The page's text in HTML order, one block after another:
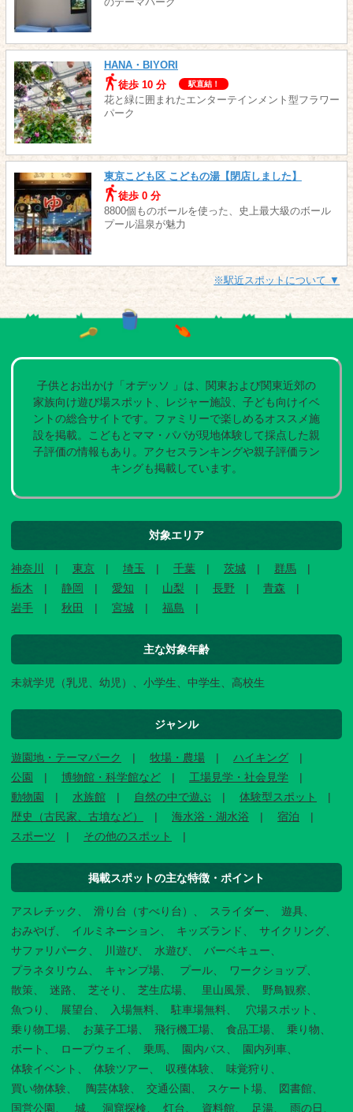
HANA・BIYORI
徒歩 10 分
駅直結！
花と緑に囲まれたエンターテインメント型フラワー
パーク
東京こども区 こどもの湯【閉店しました】
徒歩 0 分
8800個ものボールを使った、史上最大級のボール
プール温泉が魅力
※駅近スポットについて ▼
子供とお出かけ「オデッソ 」は、関東および関東近郊の
家族向け遊び場スポット、レジャー施設、子ども向けイベ
ントの総合サイトです。ファミリーで楽しめるオススメ施
設を掲載。こどもとママ・パパが現地体験して採点した親
子評価の情報もあり。アクセスランキングや親子評価ラン
キングも掲載しています。
対象エリア
神奈川 東京 埼玉 千葉 茨城
群馬
栃木
静岡 愛知 山梨 長野
青森
岩手
秋田 宮城 福島
主な対象年齢
未就学児（乳児、幼児）、小学生、中学生、高校生
ジャンル
遊園地・テーマパーク 牧場・農場
ハイキング
公園
博物館・科学館など
工場見学・社会見学
動物園
水族館 自然の中で遊ぶ
体験型スポット
歴史（古民家、古墳など）
海水浴・湖水浴
宿泊
スポーツ
その他のスポット
掲載スポットの主な特徴・ポイント
アスレチック 滑り台（すべり台） スライダー
遊具
おみやげ
イルミネーション キッズランド
サイクリング
サファリパーク
川遊び 水遊び
バーベキュー
プラネタリウム
キャンプ場 プール
ワークショップ
散策
迷路 芝そり 芝生広場 里山風景
野鳥観察
魚つり
展望台 入場無料 駐車場無料
穴場スポット
乗り物工場
お菓子工場 飛行機工場 食品工場
乗り物
ボート
ロープウェイ 乗馬 園内バス
園内列車
体験イベント
体験ツアー 収穫体験
味覚狩り
買い物体験
陶芸体験 交通公園 スケート場
図書館
国営公園
城 洞窟探検 灯台 資料館 足湯 雨の日